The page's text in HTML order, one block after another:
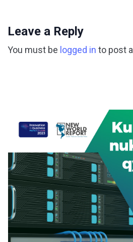
Leave a Reply
You must be logged in to post